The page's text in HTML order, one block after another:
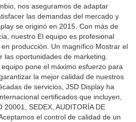
nos aseguramos de adaptar
las demandas del mercado y
se originó en 2015. Con más de
nuestro El equipo es profesional
producción. Un magnífico Mostrar el
las oportunidades de marketing.
pone el máximo esfuerzo para
la mejor calidad de nuestros
de servicios, JSD Display ha
certificados que incluyen,
SEDEX, AUDITORÍA DE
el control de calidad de un